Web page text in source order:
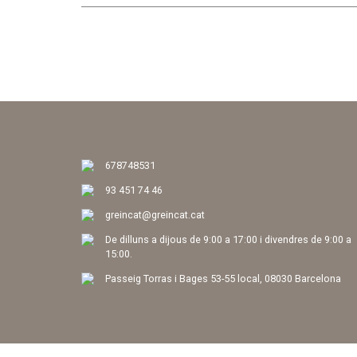
678748531
93 451 74 46
greincat@greincat.cat
De dilluns a dijous de 9:00 a 17:00 i divendres de 9:00 a
15:00.
Passeig Torras i Bages 53-55 local, 08030 Barcelona